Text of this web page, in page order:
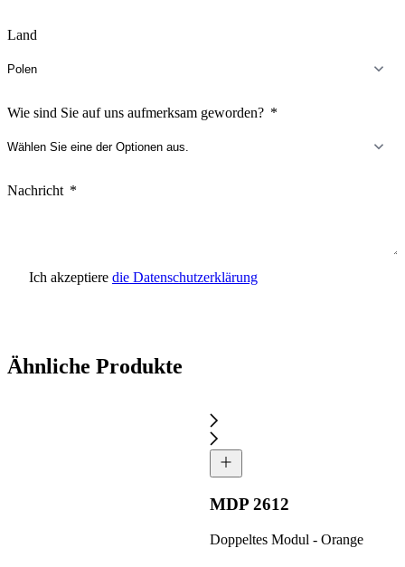
Land
Wie sind Sie auf uns aufmerksam geworden?
Nachricht
Ich akzeptiere die Datenschutzerklärung
Ähnliche Produkte
MDP 2612
Doppeltes Modul - Orange